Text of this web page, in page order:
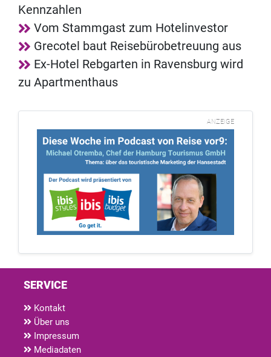
Kennzahlen
Vom Stammgast zum Hotelinvestor
Grecotel baut Reisebürobetreuung aus
Ex-Hotel Rebgarten in Ravensburg wird
zu Apartmenthaus
ANZEIGE
SERVICE
Kontakt
Über uns
Impressum
Mediadaten